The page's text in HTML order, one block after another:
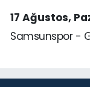
17 Ağustos,
Samsunspor -